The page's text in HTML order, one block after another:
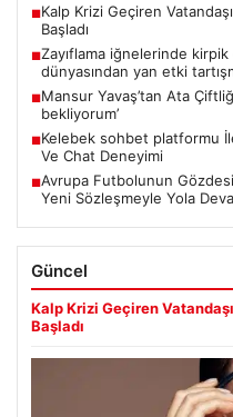
■Kalp Krizi Geçiren
Başladı
■Zayıflama iğnelerinde kirpik
dünyasından yan etki
■Mansur Yavaş’tan Ata
bekliyorum’
■Kelebek sohbet platformu
Ve Chat Deneyimi
■Avrupa Futbolunun
Yeni Sözleşmeyle Yola
Güncel
Kalp Krizi Geçiren
Başladı